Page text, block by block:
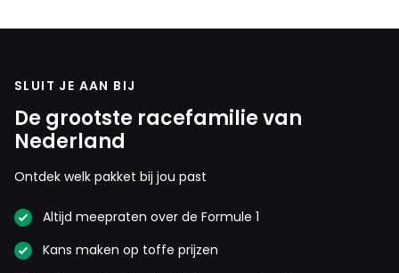
SLUIT JE AAN BIJ
De grootste racefamilie van
Nederland
Ontdek welk pakket bij jou past
Altijd meepraten over de Formule 1
Kans maken op toffe prijzen